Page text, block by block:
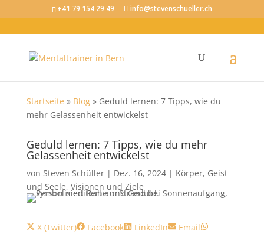
+41 79 154 29 49 info@stevenschueller.ch
Startseite » Blog» Geduld lernen: 7 Tipps, wie du
mehr Gelassenheit entwickelst
Geduld lernen: 7 Tipps, wie du mehr
Gelassenheit entwickelst
von Steven Schüller| Dez. 16, 2024| Körper, Geist
und Seele, Visionen und Ziele
Share
X (Twitter)
Share
Facebook
Share
LinkedIn
Share
Email
Share